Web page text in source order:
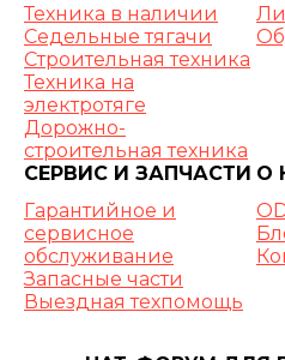
Техника в наличии
Седельные тягачи
Строительная техника
Техника на
электротяге
Дорожно-
строительная техника
СЕРВИС И ЗАПЧАСТИ
Гарантийное и
сервисное
обслуживание
Запасные части
Выездная техпомощь
О